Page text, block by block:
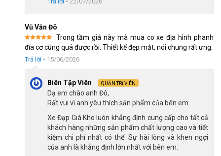
Bộ truyền động mượt mà, bền bỉ
Phanh đĩa cơ vận hành tốt, an toàn
Xe được trang bị phanh đĩa cơ ở bánh trước và bánh sau, giúp
tăng khả năng kiểm soát tốc độ trong mọi điều kiện thời tiết. Ưu
điểm nổi bật của phanh đĩa cơ chính là khi di chuyển dưới trời
mưa hay đường có bùn đất, loại phanh này vẫn hoạt động hiệu
Vũ Văn Đô
Được xếp
hạng55
sao
Trong tầm giá này mà mua co xe địa hình phanh
đĩa cơ cũng quá được rồi. Thiết kế đẹp mắt, nói chung rất ưng.
Trả lời • 15/06/2026
Biên Tập Viên QUẢN TRỊ VIÊN
Dạ em chào anh Đô,
Rất vui vì anh yêu thích sản phẩm của bên em.
Xe Đạp Giá Kho luôn khẳng định cung cấp cho tất cả
khách hàng những sản phẩm chất lượng cao và tiết
kiệm chi phí nhất có thể. Sự hài lòng và khen ngợi
của anh là khẳng định lớn nhất với bên em.